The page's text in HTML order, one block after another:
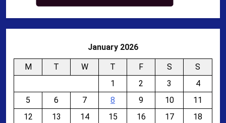
January 2026
M T W T F S
S
1
2 3
4
5
6 7 8 9 10
11
12
13 14 15 16 17
18